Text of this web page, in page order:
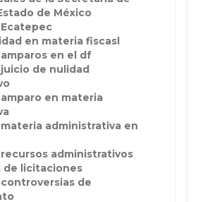
de México
en materia fiscasl
en el df
de nulidad
en materia
administrativa en
administrativos
de licitaciones
de